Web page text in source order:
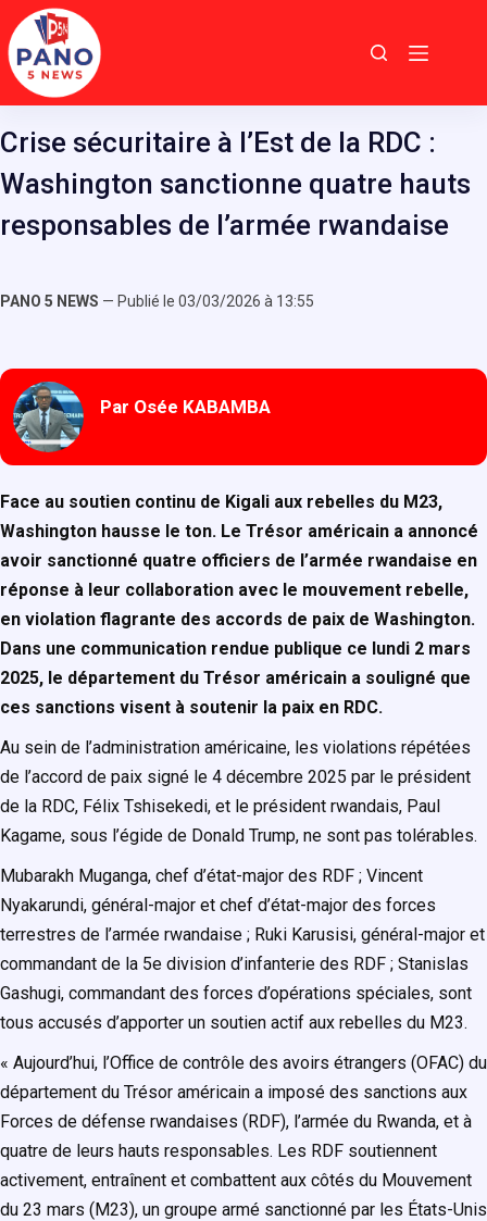
Passer
au
contenu
Crise sécuritaire à l’Est de la RDC :
Washington sanctionne quatre hauts
responsables de l’armée rwandaise
PANO 5 NEWS — Publié le 03/03/2026 à 13:55
Par Osée KABAMBA
Face au soutien continu de Kigali aux rebelles du M23,
Washington hausse le ton. Le Trésor américain a annoncé
avoir sanctionné quatre officiers de l’armée rwandaise en
réponse à leur collaboration avec le mouvement rebelle,
en violation flagrante des accords de paix de Washington.
Dans une communication rendue publique ce lundi 2 mars
2025, le département du Trésor américain a souligné que
ces sanctions visent à soutenir la paix en RDC.
Au sein de l’administration américaine, les violations répétées
de l’accord de paix signé le 4 décembre 2025 par le président
de la RDC, Félix Tshisekedi, et le président rwandais, Paul
Kagame, sous l’égide de Donald Trump, ne sont pas tolérables.
Mubarakh Muganga, chef d’état-major des RDF ; Vincent
Nyakarundi, général-major et chef d’état-major des forces
terrestres de l’armée rwandaise ; Ruki Karusisi, général-major et
commandant de la 5e division d’infanterie des RDF ; Stanislas
Gashugi, commandant des forces d’opérations spéciales, sont
tous accusés d’apporter un soutien actif aux rebelles du M23.
« Aujourd’hui, l’Office de contrôle des avoirs étrangers (OFAC) du
département du Trésor américain a imposé des sanctions aux
Forces de défense rwandaises (RDF), l’armée du Rwanda, et à
quatre de leurs hauts responsables. Les RDF soutiennent
activement, entraînent et combattent aux côtés du Mouvement
du 23 mars (M23), un groupe armé sanctionné par les États-Unis